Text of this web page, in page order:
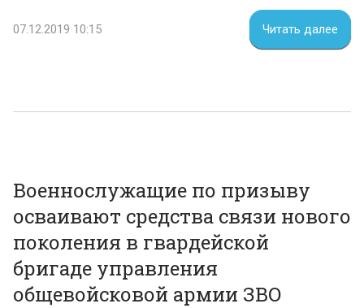
07.12.2019 10:15 Читать далее
Военнослужащие по призыву
осваивают средства связи нового
поколения в гвардейской
бригаде управления
общевойсковой армии ЗВО